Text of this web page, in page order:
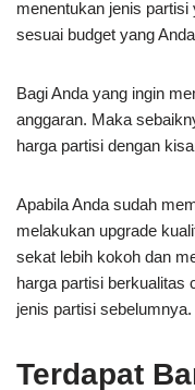
menentukan jenis partisi
sesuai budget yang
Bagi Anda yang ingin
anggaran. Maka
harga partisi dengan
Apabila Anda sudah
melakukan upgrade
sekat lebih kokoh dan
harga partisi berkualitas
jenis partisi sebelumnya.
Terdapat